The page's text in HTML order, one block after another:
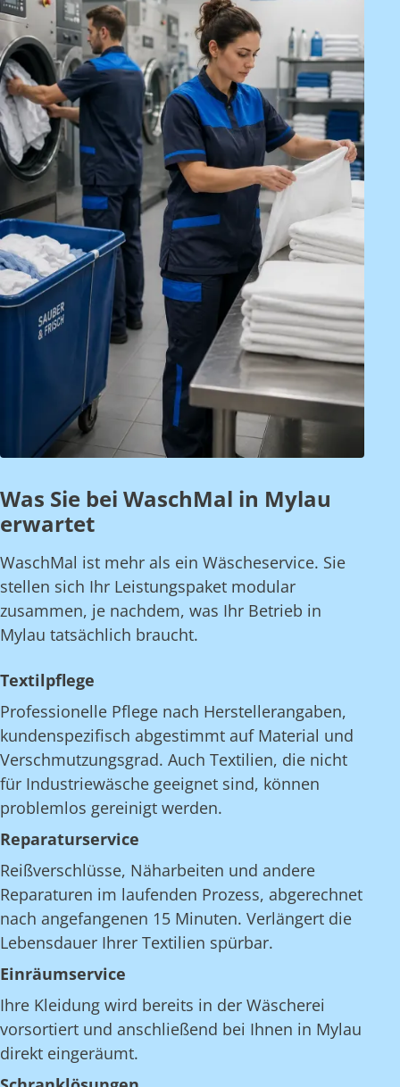
Was Sie bei WaschMal in Mylau
erwartet
WaschMal ist mehr als ein Wäscheservice. Sie
stellen sich Ihr Leistungspaket modular
zusammen, je nachdem, was Ihr Betrieb in
Mylau tatsächlich braucht.
Textilpflege
Professionelle Pflege nach Herstellerangaben,
kundenspezifisch abgestimmt auf Material und
Verschmutzungsgrad. Auch Textilien, die nicht
für Industriewäsche geeignet sind, können
problemlos gereinigt werden.
Reparaturservice
Reißverschlüsse, Näharbeiten und andere
Reparaturen im laufenden Prozess, abgerechnet
nach angefangenen 15 Minuten. Verlängert die
Lebensdauer Ihrer Textilien spürbar.
Einräumservice
Ihre Kleidung wird bereits in der Wäscherei
vorsortiert und anschließend bei Ihnen in Mylau
direkt eingeräumt.